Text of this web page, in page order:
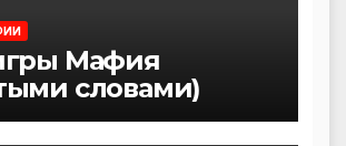
Мафия
словами)